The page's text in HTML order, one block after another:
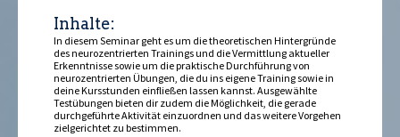
Inhalte:
In diesem Seminar geht es um die theoretischen Hintergründe
des neurozentrierten Trainings und die Vermittlung aktueller
Erkenntnisse sowie um die praktische Durchführung von
neurozentrierten Übungen, die du ins eigene Training sowie in
deine Kursstunden einfließen lassen kannst. Ausgewählte
Testübungen bieten dir zudem die Möglichkeit, die gerade
durchgeführte Aktivität einzuordnen und das weitere Vorgehen
zielgerichtet zu bestimmen.